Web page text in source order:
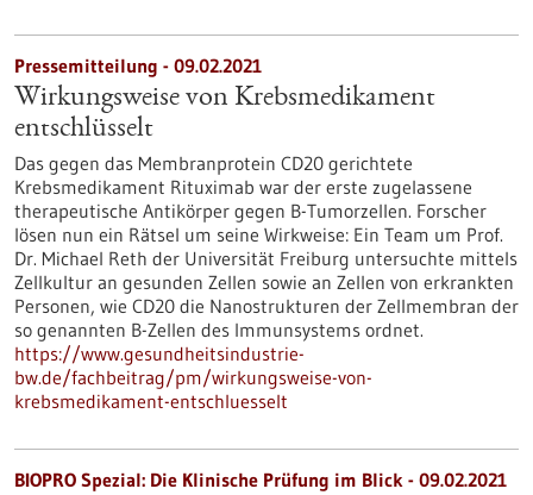
Pressemitteilung - 09.02.2021
Wirkungsweise von Krebsmedikament
entschlüsselt
Das gegen das Membranprotein CD20 gerichtete
Krebsmedikament Rituximab war der erste zugelassene
therapeutische Antikörper gegen B-Tumorzellen. Forscher
lösen nun ein Rätsel um seine Wirkweise: Ein Team um Prof.
Dr. Michael Reth der Universität Freiburg untersuchte mittels
Zellkultur an gesunden Zellen sowie an Zellen von erkrankten
Personen, wie CD20 die Nanostrukturen der Zellmembran der
so genannten B-Zellen des Immunsystems ordnet.
https://www.gesundheitsindustrie-
bw.de/fachbeitrag/pm/wirkungsweise-von-
krebsmedikament-entschluesselt
BIOPRO Spezial: Die Klinische Prüfung im Blick - 09.02.2021